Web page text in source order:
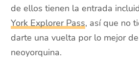
de ellos tienen la entrada
York Explorer Pass, así que no
darte una vuelta por lo mejor
neoyorquina.